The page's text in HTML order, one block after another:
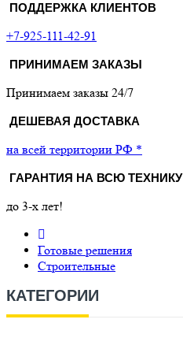
ПОДДЕРЖКА КЛИЕНТОВ
+7-925-111-42-91
ПРИНИМАЕМ ЗАКАЗЫ
Принимаем заказы 24/7
ДЕШЕВАЯ ДОСТАВКА
на всей территории РФ *
ГАРАНТИЯ НА ВСЮ ТЕХНИКУ
до 3-х лет!
Готовые решения
Строительные
КАТЕГОРИИ